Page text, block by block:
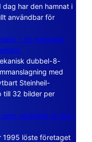
har den hamnat i
användbar för
– en mekanisk
dubbel-8-
med
Steinheil-
till 32 bilder per
som vecklade ut sina
1995 löste företaget